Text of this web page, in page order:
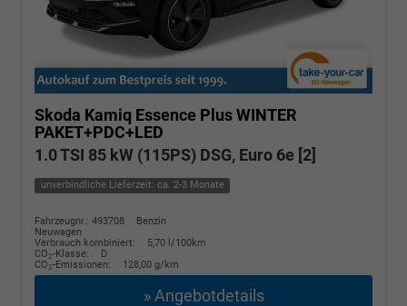
Skoda Kamiq Essence Plus WINTER
PAKET+PDC+LED
1.0 TSI 85 kW (115PS) DSG, Euro 6e [2]
unverbindliche Lieferzeit: ca. 2-3 Monate
Fahrzeugnr.: 493708
Benzin
Neuwagen
Verbrauch kombiniert:
5,70 l/100km
CO2-Klasse:
D
CO2-Emissionen: 128,00 g/km
» Angebotdetails